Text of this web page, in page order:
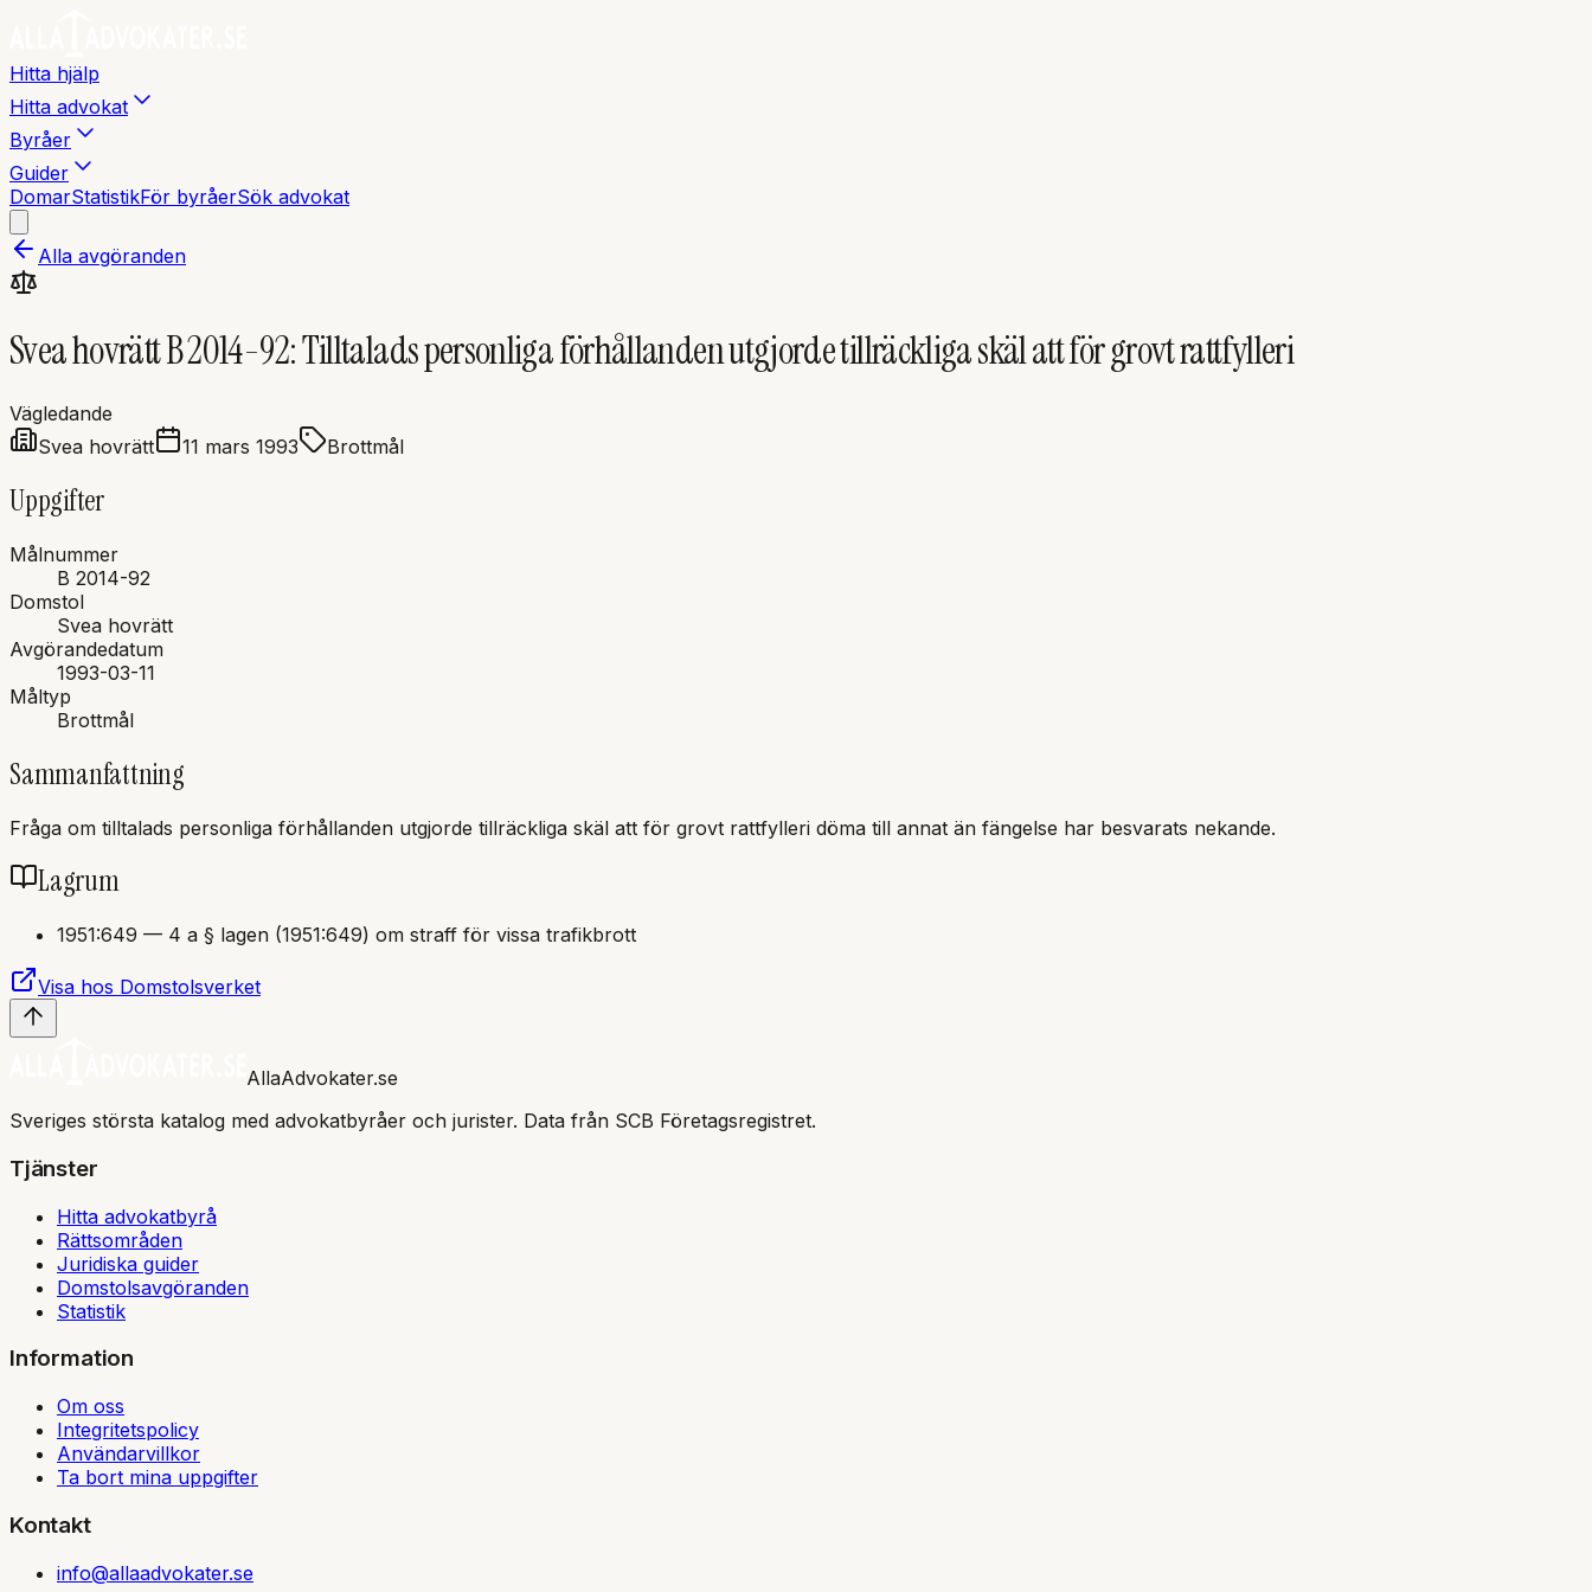
Hitta hjälp
Hitta advokat
Byråer
Guider
DomarStatistikFör byråerSök advokat
Alla avgöranden
Svea hovrätt B 2014-92: Tilltalads personliga förhållanden utgjorde tillräckliga skäl att för grovt rattfylleri
Vägledande
Svea hovrätt
11 mars 1993 Brottmål
Uppgifter
Målnummer
B 2014-92
Domstol
Svea hovrätt
Avgörandedatum
1993-03-11
Måltyp
Brottmål
Sammanfattning
Fråga om tilltalads personliga förhållanden utgjorde tillräckliga skäl att för grovt rattfylleri döma till annat än fängelse har besvarats nekande.
Lagrum
1951:649 — 4 a § lagen (1951:649) om straff för vissa trafikbrott
Visa hos Domstolsverket
AllaAdvokater.se
Sveriges största katalog med advokatbyråer och jurister. Data från SCB Företagsregistret.
Tjänster
Hitta advokatbyrå
Rättsområden
Juridiska guider
Domstolsavgöranden
Statistik
Information
Om oss
Integritetspolicy
Användarvillkor
Ta bort mina uppgifter
Kontakt
info@allaadvokater.se